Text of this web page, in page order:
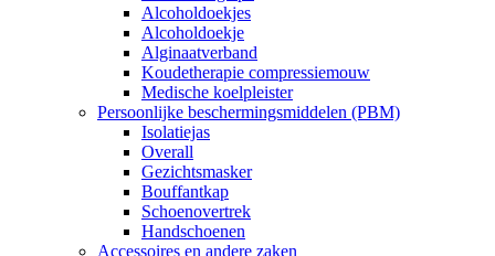
Alcoholdoekjes
Alcoholdoekje
Alginaatverband
Koudetherapie compressiemouw
Medische koelpleister
Persoonlijke beschermingsmiddelen (PBM)
Isolatiejas
Overall
Gezichtsmasker
Bouffantkap
Schoenovertrek
Handschoenen
Accessoires en andere zaken